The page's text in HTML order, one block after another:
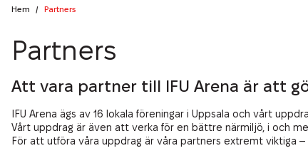
Lediga tjänster
IFU Sommarläger
Hem / Partners
Partners
Att vara partner till IFU Arena är att
IFU Arena ägs av 16 lokala föreningar i Uppsala och vårt
Vårt uppdrag är även att verka för en bättre närmiljö, i och
För att utföra våra uppdrag är våra partners extremt viktiga